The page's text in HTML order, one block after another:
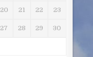
20 21 22 23
27 28 29 30